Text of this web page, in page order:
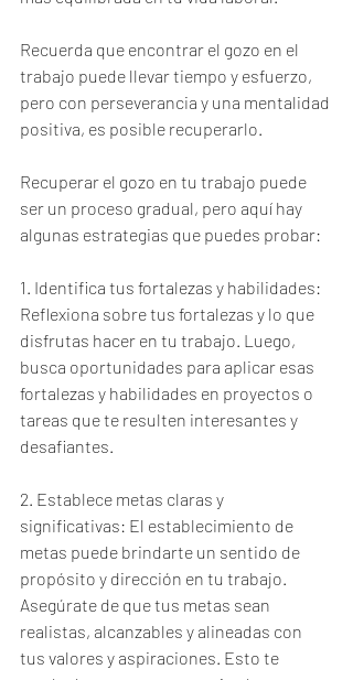
Recuerda que encontrar el gozo en el
trabajo puede llevar tiempo y esfuerzo,
pero con perseverancia y una mentalidad
positiva, es posible recuperarlo.
Recuperar el gozo en tu trabajo puede
ser un proceso gradual, pero aquí hay
algunas estrategias que puedes probar:
1. Identifica tus fortalezas y habilidades:
Reflexiona sobre tus fortalezas y lo que
disfrutas hacer en tu trabajo. Luego,
busca oportunidades para aplicar esas
fortalezas y habilidades en proyectos o
tareas que te resulten interesantes y
desafiantes.
2. Establece metas claras y
significativas: El establecimiento de
metas puede brindarte un sentido de
propósito y dirección en tu trabajo.
Asegúrate de que tus metas sean
realistas, alcanzables y alineadas con
tus valores y aspiraciones. Esto te